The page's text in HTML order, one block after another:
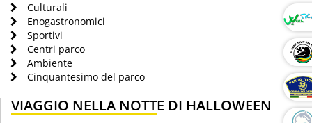
Culturali
Enogastronomici
Sportivi
Centri parco
Ambiente
Cinquantesimo del parco
VIAGGIO NELLA NOTTE DI HALLOWEEN